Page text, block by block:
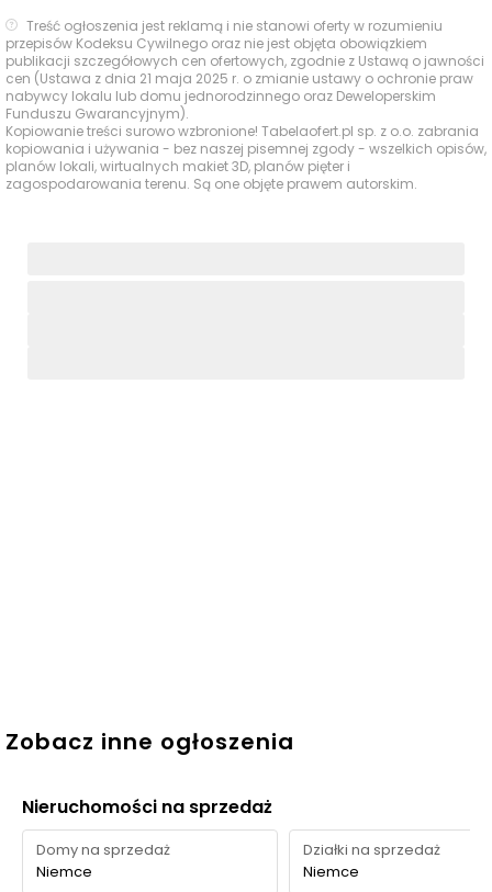
Treść ogłoszenia jest reklamą i nie stanowi oferty w rozumieniu
przepisów Kodeksu Cywilnego oraz nie jest objęta obowiązkiem
publikacji szczegółowych cen ofertowych, zgodnie z Ustawą o jawności
cen (Ustawa z dnia 21 maja 2025 r. o zmianie ustawy o ochronie praw
nabywcy lokalu lub domu jednorodzinnego oraz Deweloperskim
Funduszu Gwarancyjnym).
Kopiowanie treści surowo wzbronione! Tabelaofert.pl sp. z o.o. zabrania
kopiowania i używania - bez naszej pisemnej zgody - wszelkich opisów,
planów lokali, wirtualnych makiet 3D, planów pięter i
zagospodarowania terenu. Są one objęte prawem autorskim.
Zobacz inne ogłoszenia
Nieruchomości na sprzedaż
Domy na sprzedaż
Niemce
Działki na sprzedaż
Niemce